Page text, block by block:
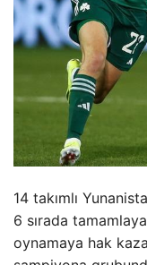
14 takımlı
6 sırada
oynamaya hak